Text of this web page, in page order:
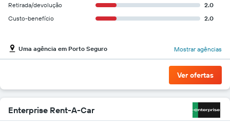
Retirada/devolução
2.0
Custo-benefício
2.0
Uma agência em Porto Seguro Mostrar agências
Ver ofertas
Enterprise Rent-A-Car